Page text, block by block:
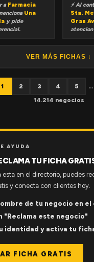
a Farmacia
Una
y pide
⚡ Al
Sta.
Gran
VER MÁS FICHAS ↓
1 2 3 4 5 ...
14.214 negocios
AYUDA
TU FICHA
en el directorio, puedes
y conecta con clientes hoy.
de tu negocio en
"Reclama este negocio"
identidad y activa tu
FICHA GRATIS